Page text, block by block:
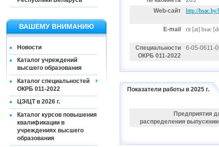
ВАШЕМУ ВНИМАНИЮ
Новости
Каталог учреждений
высшего образования
Каталог специальностей
ОКРБ 011-2022
ЦЭ/ЦТ в 2026 г.
Каталог курсов повышения
квалификации в
учреждениях высшего
образования
Web-сайт
http://
E-mail rit [at] bsac
Специальности
ОКРБ 011-2022
6-05-0611-
Показатели работы в 2025 г.
Предприятия
распределения